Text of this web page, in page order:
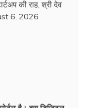
की राह, श्री देव
6, 2026